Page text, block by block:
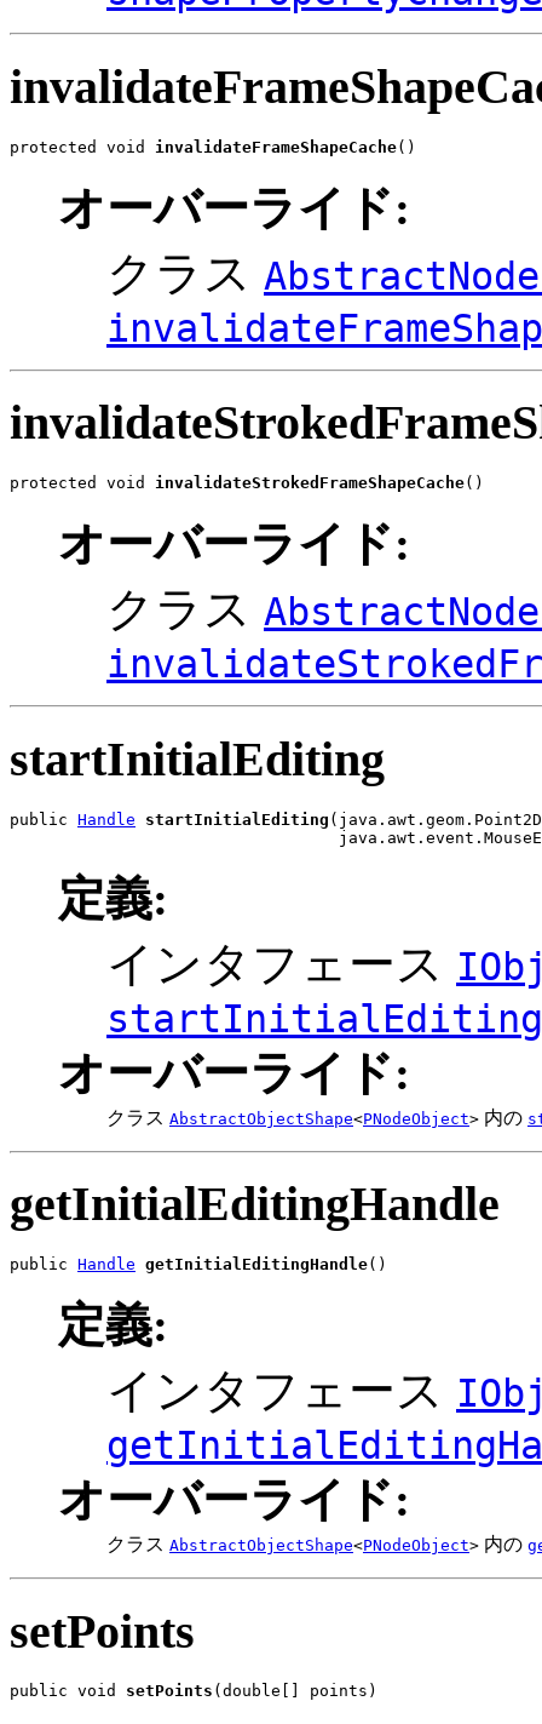
protected void invalidateFrameShapeCache()
オーバーライド:
クラス
protected void invalidateStrokedFrameShapeCache()
オーバーライド:
クラス
startInitialEditing
public Handle startInitialEditing
定義:
インタフェース
startInitialEditing
オーバーライド:
クラス AbstractObjectShape<PNodeObject> 内の
getInitialEditingHandle
public Handle getInitialEditingHandle()
定義:
インタフェース
オーバーライド:
クラス AbstractObjectShape<PNodeObject> 内の
setPoints
public void setPoints (double[] points)